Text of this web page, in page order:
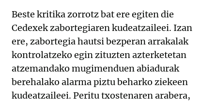
Beste kritika zorrotz bat ere egiten die
Cedexek zabortegiaren kudeatzaileei. Izan
ere, zabortegia hautsi bezperan arrakalak
kontrolatzeko egin zituzten azterketetan
atzemandako mugimenduen abiadurak
berehalako alarma piztu beharko ziekeen
kudeatzaileei. Peritu txostenaren arabera,